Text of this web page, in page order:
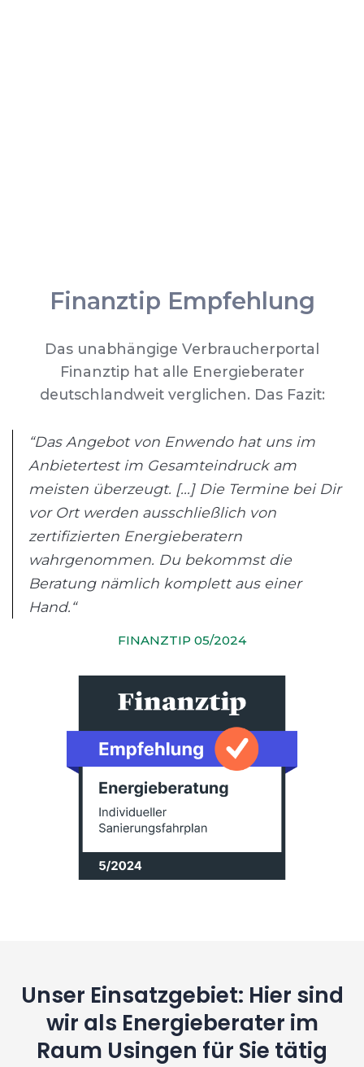
Finanztip Empfehlung
Das unabhängige Verbraucherportal
Finanztip hat alle Energieberater
deutschlandweit verglichen. Das Fazit:
“Das Angebot von Enwendo hat uns im
Anbietertest im Gesamteindruck am
meisten überzeugt. [...] Die Termine bei Dir
vor Ort werden ausschließlich von
zertifizierten Energieberatern
wahrgenommen. Du bekommst die
Beratung nämlich komplett aus einer
Hand.“
FINANZTIP 05/2024
Unser Einsatzgebiet: Hier sind
wir als Energieberater im
Raum Usingen für Sie tätig